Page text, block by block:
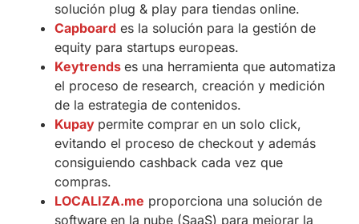
solución plug & play para tiendas online.
Capboard es la solución para la gestión de
equity para startups europeas.
Keytrends es una herramienta que automatiza
el proceso de research, creación y medición
de la estrategia de contenidos.
Kupay permite comprar en un solo click,
evitando el proceso de checkout y además
consiguiendo cashback cada vez que
compras.
LOCALIZA.me proporciona una solución de
software en la nube (SaaS) para mejorar la